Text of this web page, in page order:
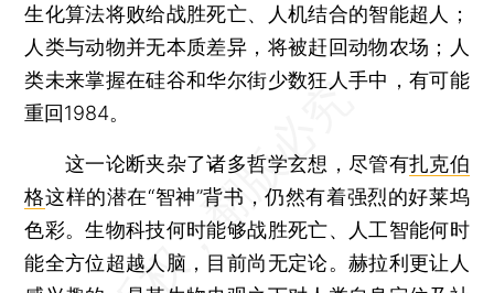
生化算法将败给战胜死亡、人机结合的智能超人；
人类与动物并无本质差异，将被赶回动物农场；人
类未来掌握在硅谷和华尔街少数狂人手中，有可能
重回1984。
这一论断夹杂了诸多哲学玄想，尽管有扎克伯
格这样的潜在“智神”背书，仍然有着强烈的好莱坞
色彩。生物科技何时能够战胜死亡、人工智能何时
能全方位超越人脑，目前尚无定论。赫拉利更让人